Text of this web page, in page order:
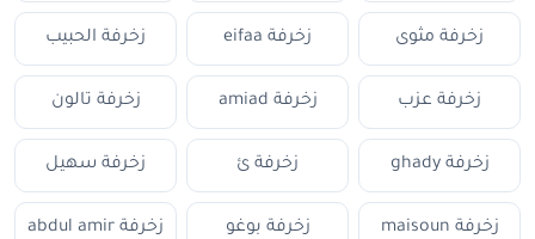
زخرفة مثوى زخرفة eifaa زخرفة الحبيب
زخرفة عزب زخرفة amiad زخرفة تالون
زخرفة ghady زخرفة ئ زخرفة سهيل
زخرفة maisoun زخرفة بوغو زخرفة abdul amir